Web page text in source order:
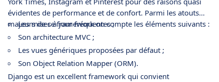
évidentes de performance et de confort. Parmi les atouts
majeurs de ce framework on compte les éléments suivants :
Les mises à jour fréquentes ;
Son architecture MVC ;
Les vues génériques proposées par défaut ;
Son Object Relation Mapper (ORM).
Django est un excellent framework qui convient